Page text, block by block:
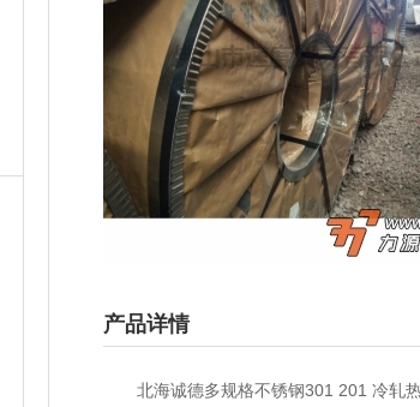
产品详情
北海诚德多规格不锈钢301 201 冷轧